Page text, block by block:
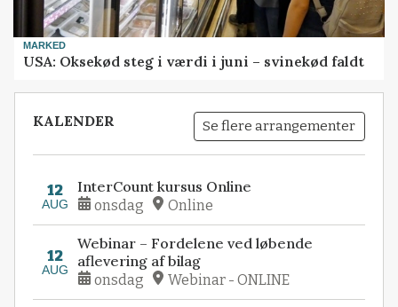
MARKED
USA: Oksekød steg i værdi i juni – svinekød faldt
KALENDER Se flere arrangementer
12
AUG
InterCount kursus Online
onsdag Online
12
AUG
Webinar – Fordelene ved løbende
aflevering af bilag
onsdag Webinar - ONLINE